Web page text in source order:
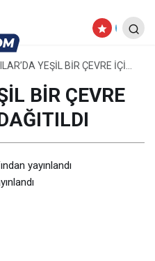
YEŞİL BİR ÇEVRE İÇİN
BİR ÇEVRE
yayınlandı
BAŞKANLARDAN
ÖVGÜ